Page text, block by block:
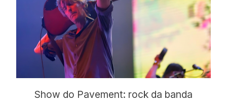
Show do Pavement: rock da banda